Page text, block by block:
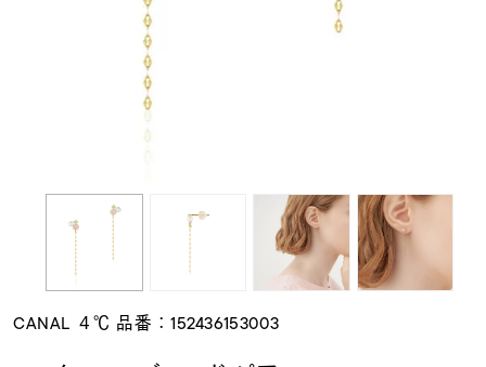
モチーフ
CANAL ４℃ 品番：152436153003